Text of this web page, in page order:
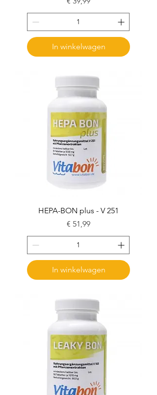
In winkelwagen
HEPA-BON plus - V 251
Prijs
€ 51,99
In winkelwagen